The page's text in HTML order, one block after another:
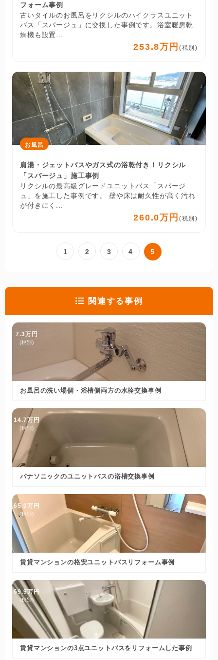
フォーム事例
古いタイルのお風呂をリクシルのハイクラスユニット
バス「スパージュ」に交換した事例です。浴室暖房乾
燥機も設置...
253.8万円 (税別)
お風呂
肩湯・ジェットバスやガス式の浴乾付き！リクシル
「スパージュ」施工事例
リクシルの最高級グレードユニットバス「スパージ
ュ」を施工した事例です。 壁や床は耐久性が高く汚れ
が付きにく...
260.0万円 (税別)
1 2 3 4 5
関連する事例
7.3万円
(税別)
お風呂の洗い場側・浴槽側両方の水栓交換事例
14.7万円
(税別)
パナソニックのユニットバスの浴槽交換事例
65.0万円
(税別)
賃貸マンションの格安ユニットバスリフォーム事例
69.9万円
(税別)
賃貸マンションの3点ユニットバスをリフォームした事例